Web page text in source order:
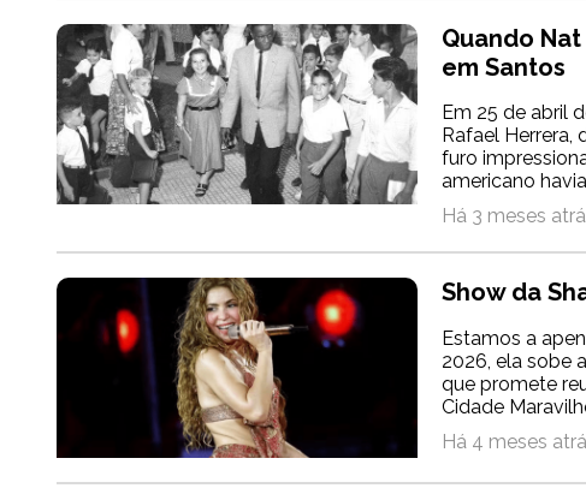
Quando
em Santos
Em 25 de abril
Rafael Herrera,
furo
americano
Há 3 meses
Show da
Estamos a
2026, ela sobe
que promete
Cidade
Há 4 meses